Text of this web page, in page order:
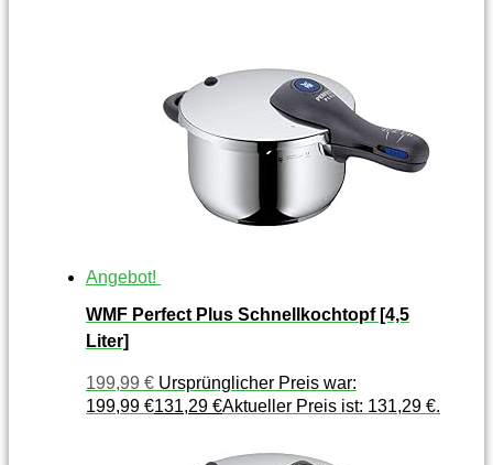
Angebot!
WMF Perfect Plus Schnellkochtopf [4,5
Liter]
199,99 € Ursprünglicher Preis war:
199,99 €131,29 €Aktueller Preis ist: 131,29 €.